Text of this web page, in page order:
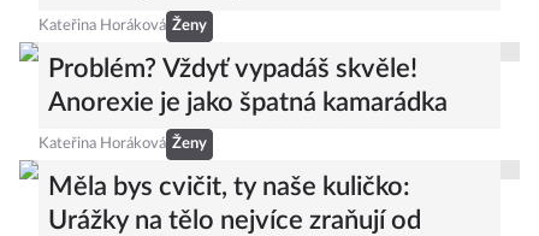
Kateřina Horáková Ženy
Problém? Vždyť vypadáš skvěle!
Anorexie je jako špatná kamarádka
Kateřina Horáková Ženy
Měla bys cvičit, ty naše kuličko:
Urážky na tělo nejvíce zraňují od